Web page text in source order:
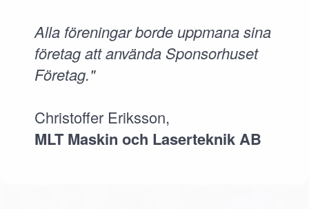
Alla föreningar borde uppmana sina
företag att använda Sponsorhuset
Företag."
Christoffer Eriksson,
MLT Maskin och Laserteknik AB